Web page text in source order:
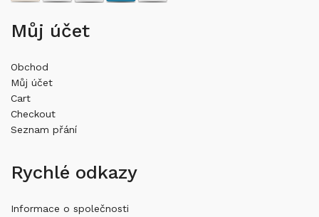
Můj účet
Obchod
Můj účet
Cart
Checkout
Seznam přání
Rychlé odkazy
Informace o společnosti